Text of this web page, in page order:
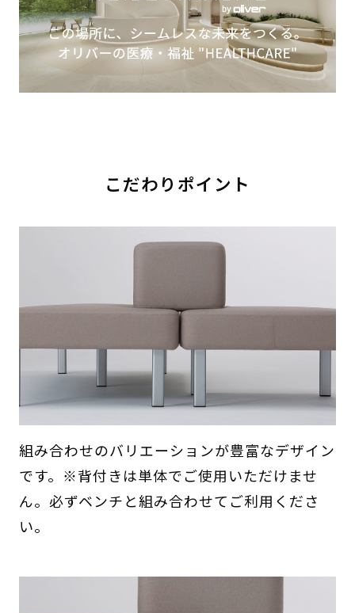
こだわりポイント
組み合わせのバリエーションが豊富なデザイン
です。※背付きは単体でご使用いただけませ
ん。必ずベンチと組み合わせてご利用くださ
い。